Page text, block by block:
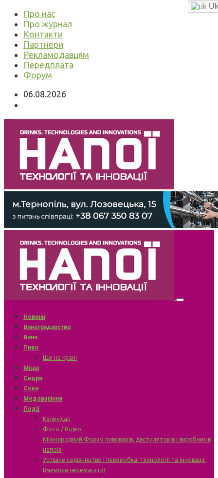
Про нас
Про журнал
Контакти
Партнери
Рекламодавцям
Передплата
Форум
06.08.2026
Новини
Виноградарство
Вино
Пиво
Що на крані
Міцні
Сидри
Соки
Медоваріння
Події
Календар
Фото / Відео
Міжнародний Форум пивоварів, дистиляторів і виробників
напоїв
Успішне садівництво і переробка: технології та інновації.
Вчимося перемагати!